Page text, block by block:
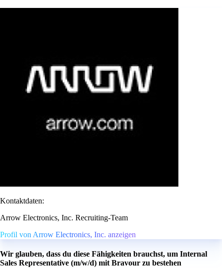
Kontaktdaten:
Arrow Electronics, Inc. Recruiting-Team
Profil von Arrow Electronics, Inc. anzeigen
Wir glauben, dass du diese Fähigkeiten brauchst, um Internal
Sales Representative (m/w/d) mit Bravour zu bestehen